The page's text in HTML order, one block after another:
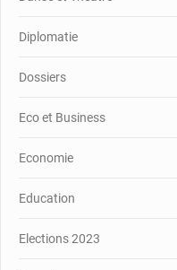
Diplomatie
Dossiers
Eco et Business
Economie
Education
Elections 2023